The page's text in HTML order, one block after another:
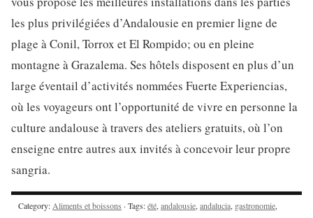
les plus privilégiées d’Andalousie en premier ligne de
plage à Conil, Torrox et El Rompido; ou en pleine
montagne à Grazalema. Ses hôtels disposent en plus d’un
large éventail d’activités nommées Fuerte Experiencias,
où les voyageurs ont l’opportunité de vivre en personne la
culture andalouse à travers des ateliers gratuits, où l’on
enseigne entre autres aux invités à concevoir leur propre
sangria.
Category: Aliments et boissons · Tags:été, andalousie, andalucia, gastronomie,